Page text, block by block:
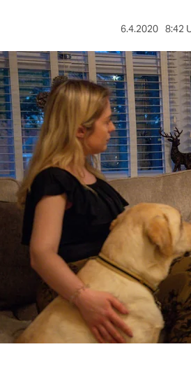
berlin
nord
wahrheit
verlag
verlag
veranstaltungen
fragen & hilfe
unterstützen
abo
genossenschaft
6.4.2020 8:42